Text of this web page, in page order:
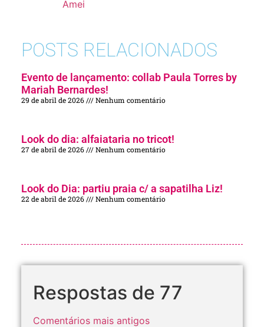
Amei
POSTS RELACIONADOS
Evento de lançamento: collab Paula Torres by
Mariah Bernardes!
29 de abril de 2026 Nenhum comentário
Look do dia: alfaiataria no tricot!
27 de abril de 2026 Nenhum comentário
Look do Dia: partiu praia c/ a sapatilha Liz!
22 de abril de 2026 Nenhum comentário
Respostas de 77
Comentários mais antigos